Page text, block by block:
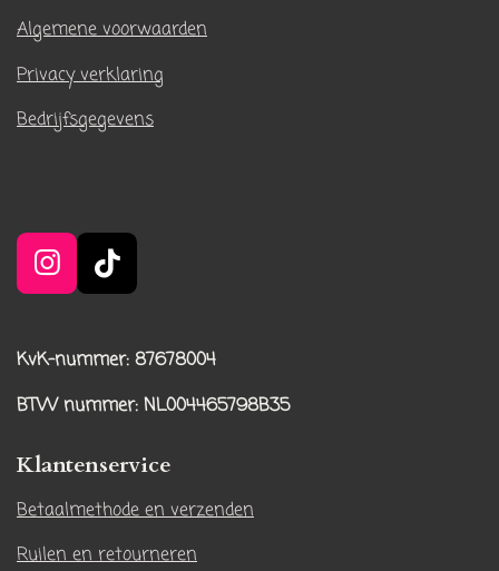
Algemene voorwaarden
Privacy verklaring
Bedrijfsgegevens
I
n
t
a
g
a
m
T
i
T
o
k
KvK-nummer: 87678004
BTW nummer: NL004465798B35
Klantenservice
Betaalmethode en verzenden
Ruilen en retourneren